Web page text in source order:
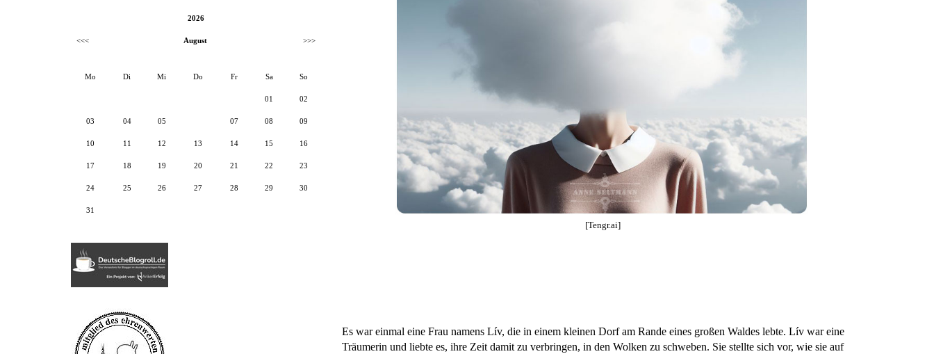
[Tengr.ai]
Es war einmal eine Frau namens Lív, die in einem kleinen Dorf am Rande eines großen Waldes lebte. Lív war eine
Träumerin und liebte es, ihre Zeit damit zu verbringen, in den Wolken zu schweben. Sie stellte sich vor, wie sie auf
2026
<<< August >>>
Mo Di Mi Do Fr Sa So
01 02
03 04 05 07 08 09
10 11 12 13 14 15 16
17 18 19 20 21 22 23
24 25 26 27 28 29 30
31